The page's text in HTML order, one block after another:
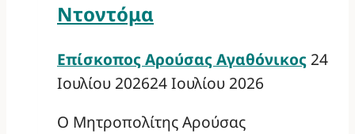
Ντοντόμα
Επίσκοπος Αρούσας Αγαθόνικος 24
Ιουλίου 202624 Ιουλίου 2026
Ο Μητροπολίτης Αρούσας